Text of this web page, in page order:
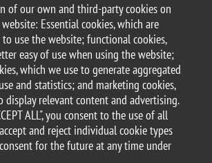
of our own and third-party cookies on
Essential cookies, which are
use the website; functional cookies,
easy of use when using the website;
which we use to generate aggregated
and statistics; and marketing cookies,
display relevant content and advertising.
ALL", you consent to the use of all
and reject individual cookie types
for the future at any time under
Formazione Manageriale e
University of Milano-Bicocca
dell'Ateneo Nuovo, 1 - 20126, Milan
address:ateneo.bicocca@pec.unimib.it
12621570154 |